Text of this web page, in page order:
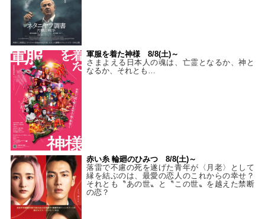
軍服を着た神様 8/8(土)～
さまよえる日本人の魂は、亡霊となるか、神と
なるか、それとも…
赤い糸 輪廻のひみつ 8/8(土)～
落雷で不慮の死を遂げた青年が〈月老〉として
縁を結ぶのは、最愛の恋人のこれからの幸せ？
それとも〝あの世〟と〝この世〟を越えた禁断
の恋？